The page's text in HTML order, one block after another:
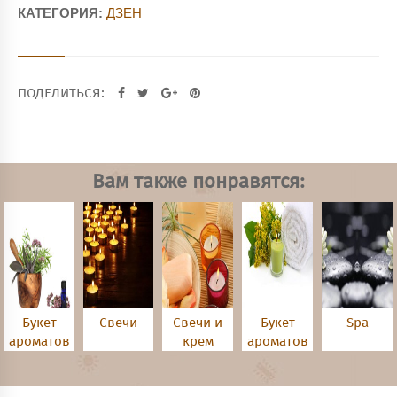
КАТЕГОРИЯ: ДЗЕН
ПОДЕЛИТЬСЯ:
Вам также понравятся:
Букет
ароматов
Свечи
Свечи и
крем
Букет
ароматов
Spa